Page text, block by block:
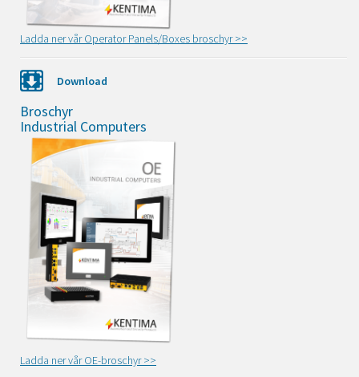
Ladda ner vår Operator Panels/Boxes broschyr >>
Download
Broschyr
Industrial Computers
Ladda ner vår OE-broschyr >>